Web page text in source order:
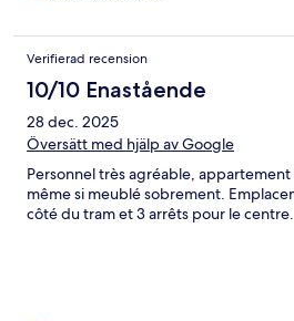
Verifierad recension
10/10 Enastående
28 dec. 2025
Översätt med hjälp av Google
Personnel très agréable,
même si meublé sobrement.
côté du tram et 3 arrêts pour le centre.